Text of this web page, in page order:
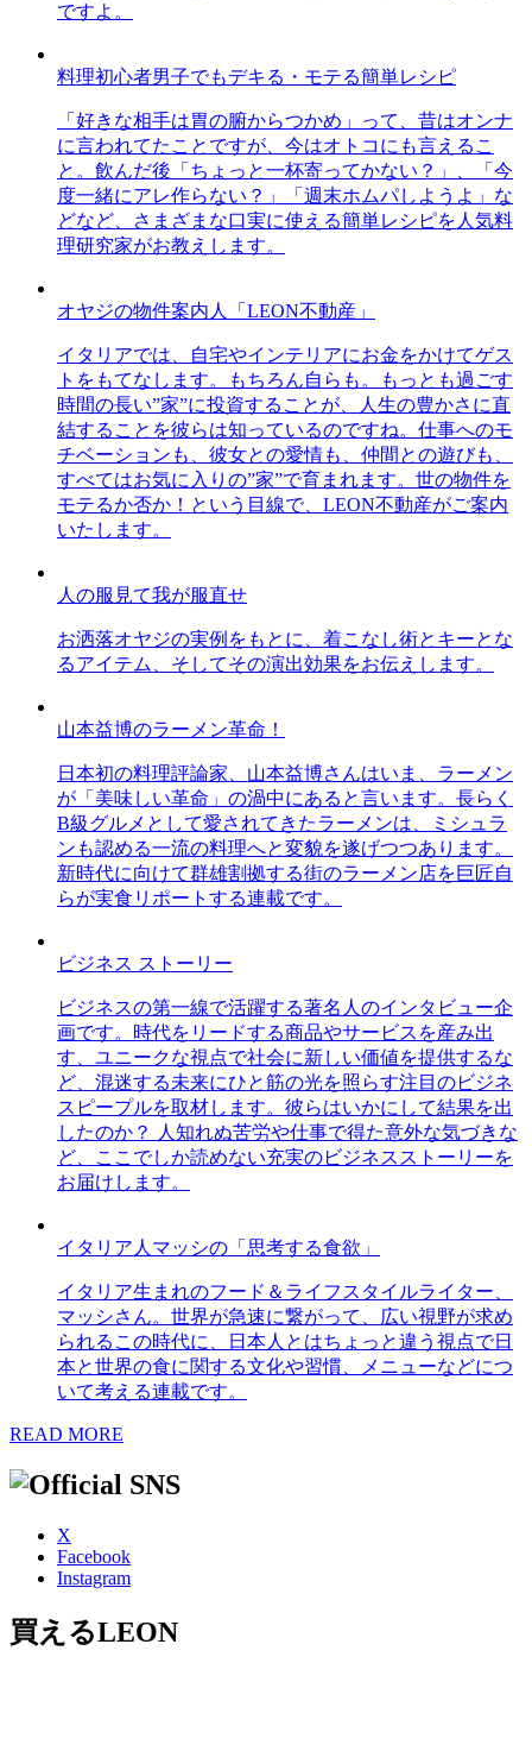
ですよ。
料理初心者男子でもデキる・モテる簡単レシピ
「好きな相手は胃の腑からつかめ」って、昔はオンナ
に言われてたことですが、今はオトコにも言えるこ
と。飲んだ後「ちょっと一杯寄ってかない？」、「今
度一緒にアレ作らない？」「週末ホムパしようよ」な
どなど、さまざまな口実に使える簡単レシピを人気料
理研究家がお教えします。
オヤジの物件案内人「LEON不動産」
イタリアでは、自宅やインテリアにお金をかけてゲス
トをもてなします。もちろん自らも。もっとも過ごす
時間の長い”家”に投資することが、人生の豊かさに直
結することを彼らは知っているのですね。仕事へのモ
チベーションも、彼女との愛情も、仲間との遊びも、
すべてはお気に入りの”家”で育まれます。世の物件を
モテるか否か！という目線で、LEON不動産がご案内
いたします。
人の服見て我が服直せ
お洒落オヤジの実例をもとに、着こなし術とキーとな
るアイテム、そしてその演出効果をお伝えします。
山本益博のラーメン革命！
日本初の料理評論家、山本益博さんはいま、ラーメン
が「美味しい革命」の渦中にあると言います。長らく
B級グルメとして愛されてきたラーメンは、ミシュラ
ンも認める一流の料理へと変貌を遂げつつあります。
新時代に向けて群雄割拠する街のラーメン店を巨匠自
らが実食リポートする連載です。
ビジネス ストーリー
ビジネスの第一線で活躍する著名人のインタビュー企
画です。時代をリードする商品やサービスを産み出
す、ユニークな視点で社会に新しい価値を提供するな
ど、混迷する未来にひと筋の光を照らす注目のビジネ
スピープルを取材します。彼らはいかにして結果を出
したのか？ 人知れぬ苦労や仕事で得た意外な気づきな
ど、ここでしか読めない充実のビジネスストーリーを
お届けします。
イタリア人マッシの「思考する食欲」
イタリア生まれのフード＆ライフスタイルライター、
マッシさん。世界が急速に繋がって、広い視野が求め
られるこの時代に、日本人とはちょっと違う視点で日
本と世界の食に関する文化や習慣、メニューなどにつ
いて考える連載です。
READ MORE
X
Facebook
Instagram
買えるLEON